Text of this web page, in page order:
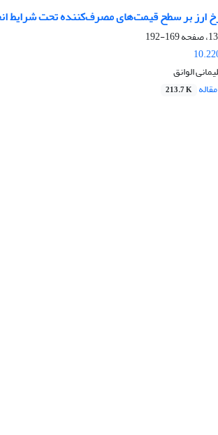
ارز بر سطح قیمت‌های‌ مصرف‌کننده تحت شرایط
169-192
الوانق
213.7 K